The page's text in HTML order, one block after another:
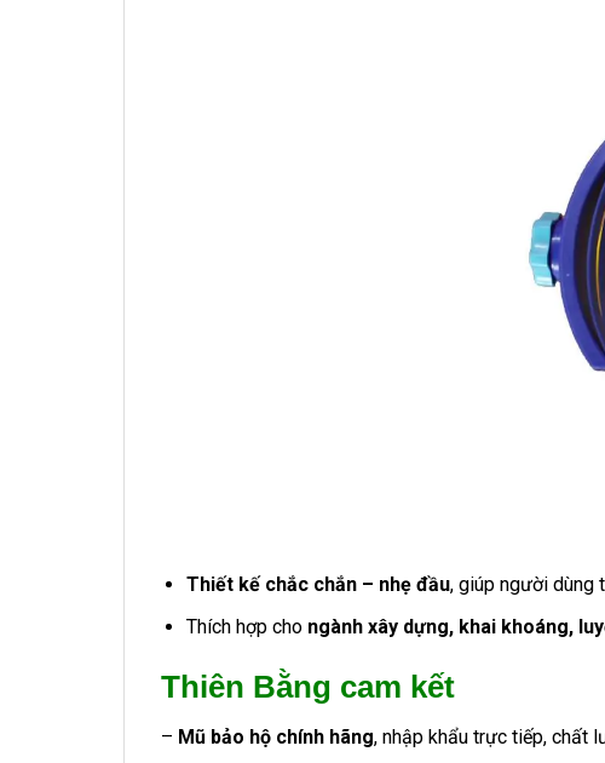
Thiết kế chắc chắn – nhẹ đầu, giúp người dùng
Thích hợp cho ngành xây dựng, khai khoáng,
Thiên Bằng cam kết
– Mũ bảo hộ chính hãng, nhập khẩu trực tiếp, chất